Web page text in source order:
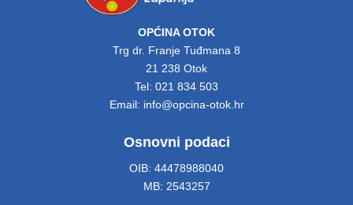
OPĆINA OTOK
Trg dr. Franje Tuđmana 8
21 238 Otok
Tel: 021 834 503
Email: info@opcina-otok.hr
Osnovni podaci
OIB: 44478988040
MB: 2543257